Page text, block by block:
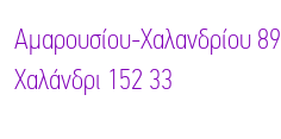
Αμαρουσίου-Χαλανδρίου 89
Χαλάνδρι 152 33